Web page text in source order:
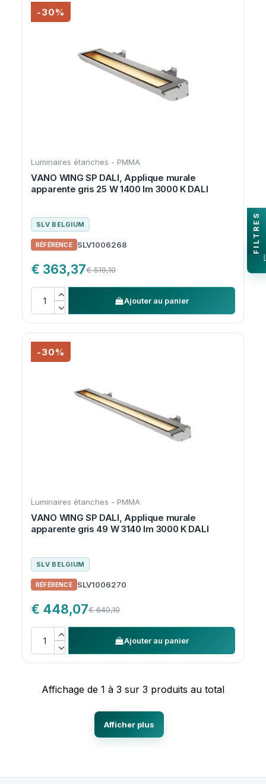
-30%
Luminaires étanches - PMMA
VANO WING SP DALI, Applique murale
apparente gris 25 W 1400 lm 3000 K DALI
SLV BELGIUM
SLV1006268
€ 363,37€ 519,10
Ajouter au panier
-30%
Luminaires étanches - PMMA
VANO WING SP DALI, Applique murale
apparente gris 49 W 3140 lm 3000 K DALI
SLV BELGIUM
SLV1006270
€ 448,07€ 640,10
Ajouter au panier
Affichage de 1 à 3 sur 3 produits au total
Afficher plus
FILTRES